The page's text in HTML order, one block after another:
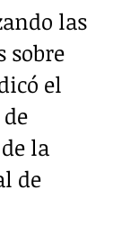
las
sobre
el
la
de